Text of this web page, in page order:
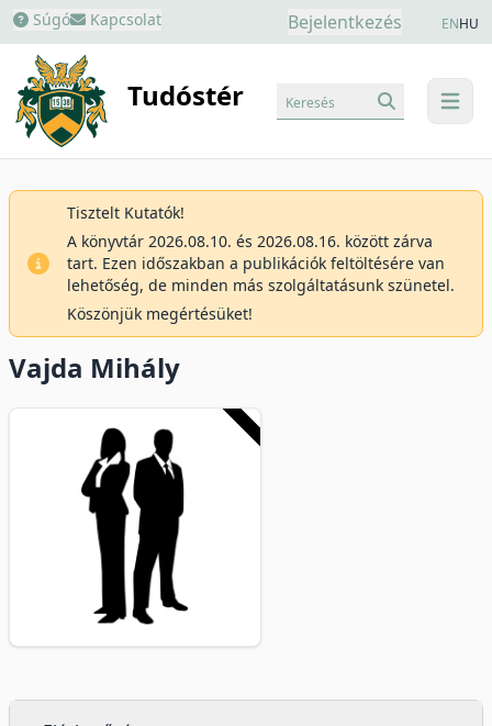
Súgó Kapcsolat Bejelentkezés ENHU
Tudóstér menu
Keresés
Tisztelt Kutatók!
A könyvtár 2026.08.10. és 2026.08.16. között zárva
tart. Ezen időszakban a publikációk feltöltésére van
lehetőség, de minden más szolgáltatásunk szünetel.
Köszönjük megértésüket!
Vajda Mihály